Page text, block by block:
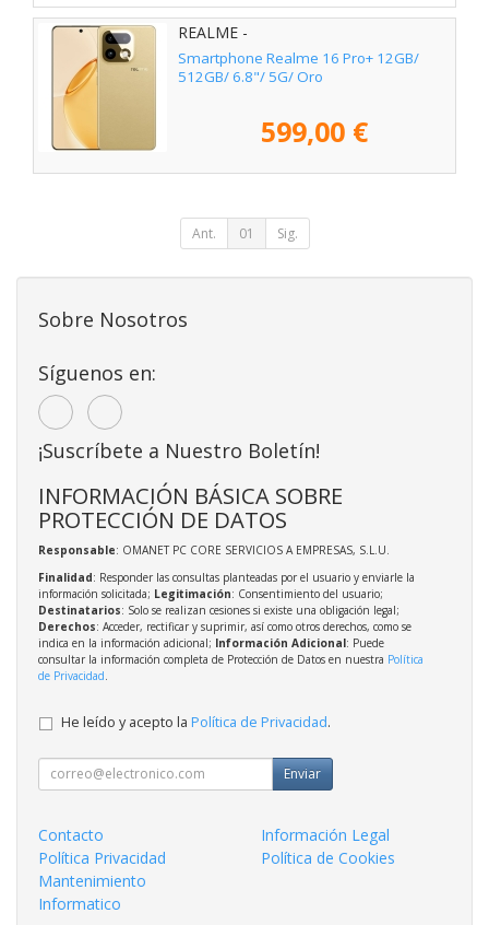
REALME -
Smartphone Realme 16 Pro+ 12GB/
512GB/ 6.8"/ 5G/ Oro
599,00 €
Ant. 01 Sig.
Sobre Nosotros
Síguenos en:
¡Suscríbete a Nuestro Boletín!
INFORMACIÓN BÁSICA SOBRE
PROTECCIÓN DE DATOS
Responsable: OMANET PC CORE SERVICIOS A EMPRESAS, S.L.U.
Finalidad: Responder las consultas planteadas por el usuario y enviarle la
información solicitada; Legitimación: Consentimiento del usuario;
Destinatarios: Solo se realizan cesiones si existe una obligación legal;
Derechos: Acceder, rectificar y suprimir, así como otros derechos, como se
indica en la información adicional; Información Adicional: Puede
consultar la información completa de Protección de Datos en nuestra Política
de Privacidad
He leído y acepto la Política de Privacidad.
Enviar
Contacto
Información Legal
Política Privacidad
Política de Cookies
Mantenimiento
Informatico